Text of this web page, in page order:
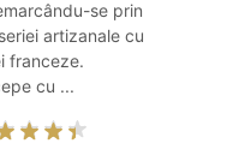
se prin
artizanale cu
franceze.
cu ...